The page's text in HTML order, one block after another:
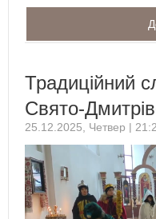
Традиційний
Свято-
25.12.2025, Четвер |